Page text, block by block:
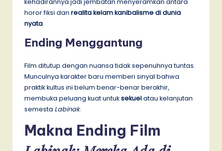
horor fiksi dan realita kelam kanibalisme di dunia
nyata.
Ending Menggantung
Film ditutup dengan nuansa tidak sepenuhnya tuntas.
Munculnya karakter baru memberi sinyal bahwa
praktik kultus ini belum benar-benar berakhir,
membuka peluang kuat untuksekuelatau kelanjutan
semesta Labinak.
Makna Ending Film